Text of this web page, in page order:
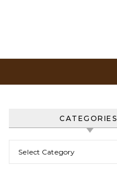
CATEGORIES